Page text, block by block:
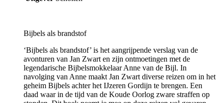
Bijbels als brandstof
‘Bijbels als brandstof’ is het aangrijpende verslag van de
avonturen van Jan Zwart en zijn ontmoetingen met de
legendarische Bijbelsmokkelaar Anne van de Bijl. In
navolging van Anne maakt Jan Zwart diverse reizen om in het
geheim Bijbels achter het IJzeren Gordijn te brengen. Een
daad waar in de tijd van de Koude Oorlog zware straffen op